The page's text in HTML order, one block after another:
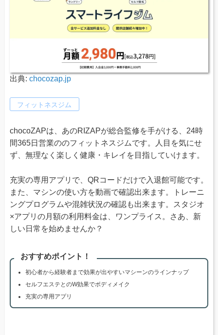
出典: chocozap.jp
フィットネスジム
chocoZAPは、あのRIZAPが総合監修を手がける、24時
間365日営業ののフィットネスジムです。人目を気にせ
ず、無理なく楽しく健康・キレイを目指していけます。
充実の専用アプリで、QRコードだけで入退館可能です。
また、マシンの使い方を動画で確認出来ます。トレーニ
ングプログラムや混雑状況の確認も出来ます。スタジオ
×アプリの月額の利用料金は、ワンプライス。さあ、新
しい日常を始めませんか？
おすすめポイント！
初心者から経験者まで効果が出やすいマシーンのラインナップ
セルフエステとのW効果でボディメイク
充実の専用アプリ